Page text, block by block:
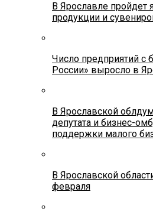
В Ярославле пройдет
продукции и
Число предприятий с
России» выросло в
В Ярославской
депутата и бизнес-
поддержки малого
В Ярославской
февраля